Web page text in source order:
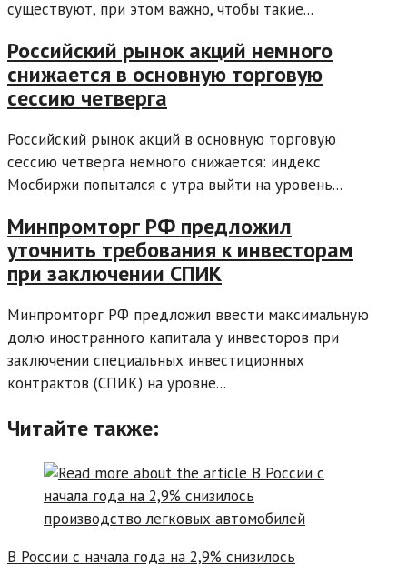
существуют, при этом важно, чтобы такие...
Российский рынок акций немного
снижается в основную торговую
сессию четверга
Российский рынок акций в основную торговую
сессию четверга немного снижается: индекс
Мосбиржи попытался с утра выйти на уровень...
Минпромторг РФ предложил
уточнить требования к инвесторам
при заключении СПИК
Минпромторг РФ предложил ввести максимальную
долю иностранного капитала у инвесторов при
заключении специальных инвестиционных
контрактов (СПИК) на уровне...
Читайте также:
В России с начала года на 2,9% снизилось